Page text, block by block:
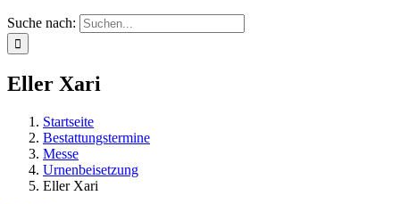
Suche nach:
Eller Xari
Startseite
Bestattungstermine
Messe
Urnenbeisetzung
Eller Xari